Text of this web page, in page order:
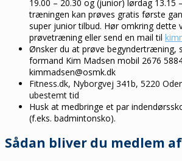
19.00 – 20.30 og (junior) lørdag 13.15
træningen kan prøves gratis første
super junior tilbud. Hør omkring dette
prøvetræning eller send en mail til
Ønsker du at prøve begyndertræning,
formand Kim Madsen mobil 2676
kimmadsen@osmk.dk
Fitness.dk, Nyborgvej 341b, 5220
ubestemt tid
Husk at medbringe et par
(f.eks. badmintonsko).
Sådan bliver du medlem af